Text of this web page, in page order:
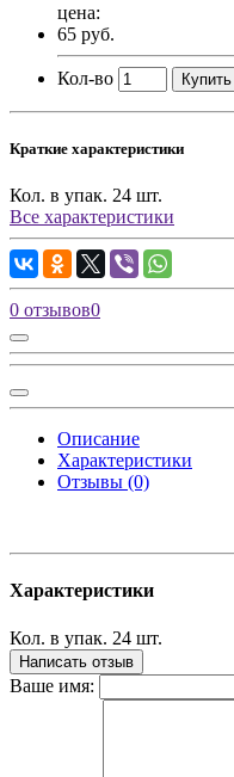
цена:
65 руб.
Кол-во Купить
Краткие характеристики
Кол. в упак. 24 шт.
Все характеристики
0 отзывов0
Описание
Характеристики
Отзывы (0)
Характеристики
Кол. в упак. 24 шт.
Написать отзыв
Ваше имя: